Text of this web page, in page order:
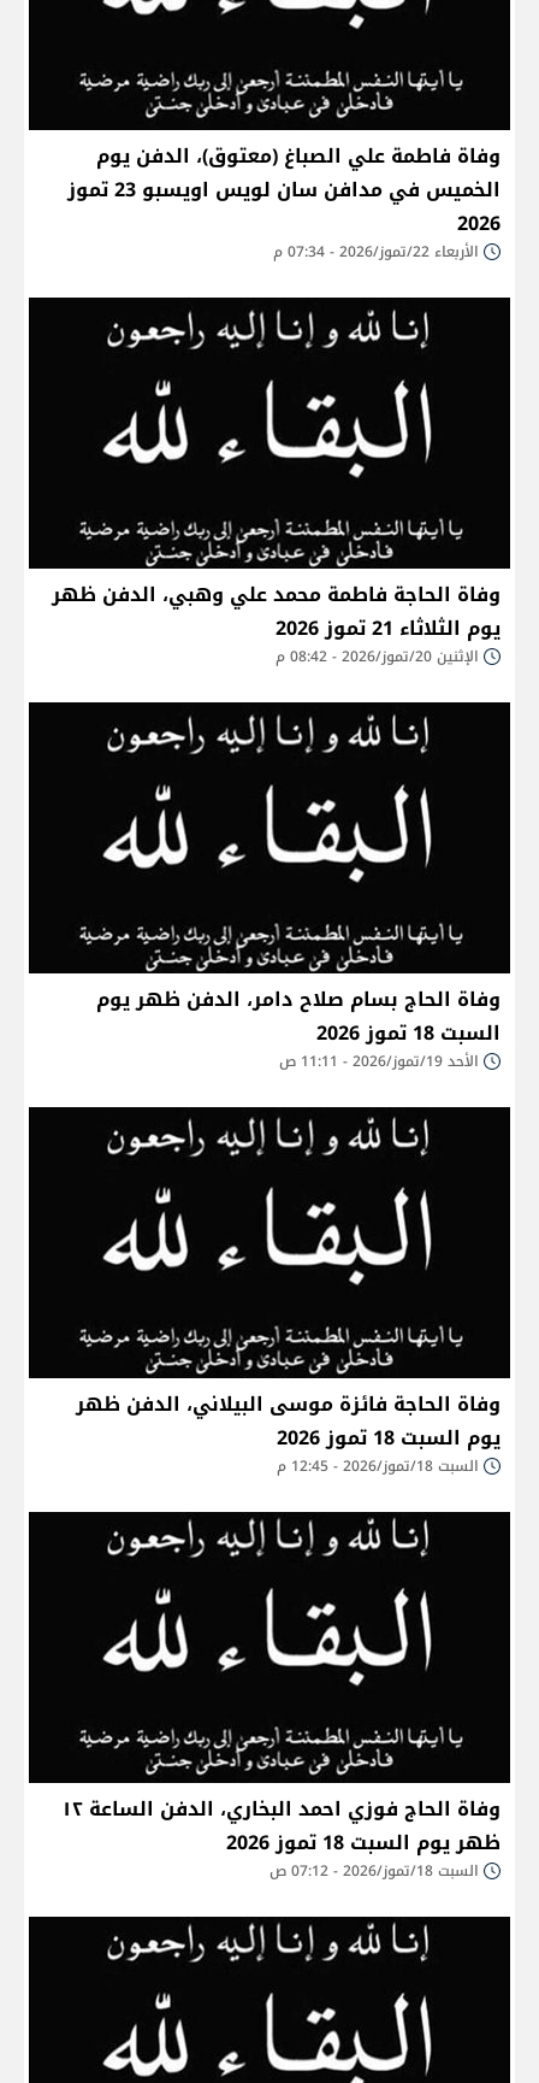
وفاة فاطمة علي الصباغ (معتوق)، الدفن يوم
الخميس في مدافن سان لويس اويسبو 23 تموز
2026
الأربعاء 22/تموز/2026 - 07:34 م
وفاة الحاجة فاطمة محمد علي وهبي، الدفن ظهر
يوم الثلاثاء 21 تموز 2026
الإثنين 20/تموز/2026 - 08:42 م
وفاة الحاج بسام صلاح دامر، الدفن ظهر يوم
السبت 18 تموز 2026
الأحد 19/تموز/2026 - 11:11 ص
وفاة الحاجة فائزة موسى البيلاني، الدفن ظهر
يوم السبت 18 تموز 2026
السبت 18/تموز/2026 - 12:45 م
وفاة الحاج فوزي احمد البخاري، الدفن الساعة ١٢
ظهر يوم السبت 18 تموز 2026
السبت 18/تموز/2026 - 07:12 ص